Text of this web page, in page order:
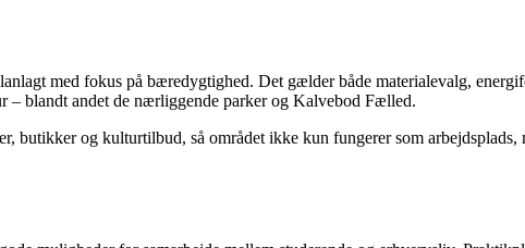
med fokus på bæredygtighed. Det gælder både materialevalg,
– blandt andet de nærliggende parker og Kalvebod Fælled.
butikker og kulturtilbud, så området ikke kun fungerer som